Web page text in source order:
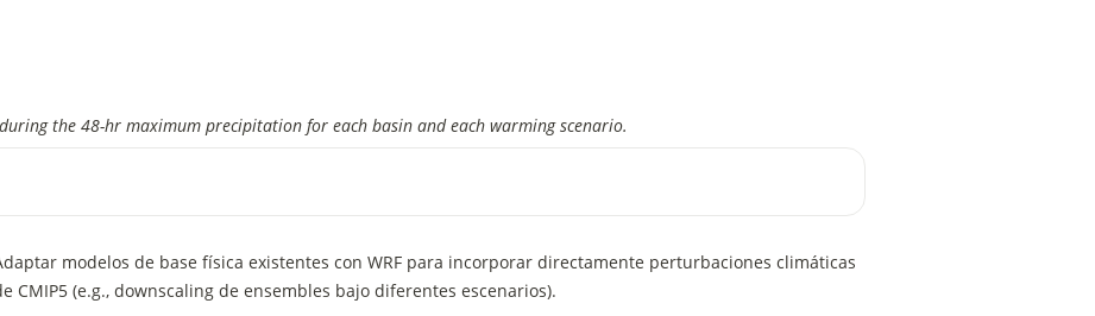
the 48-hr maximum precipitation for each basin and each warming scenario.
modelos de base física existentes con WRF para incorporar directamente perturbaciones climáticas
CMIP5 (e.g., downscaling de ensembles bajo diferentes escenarios).